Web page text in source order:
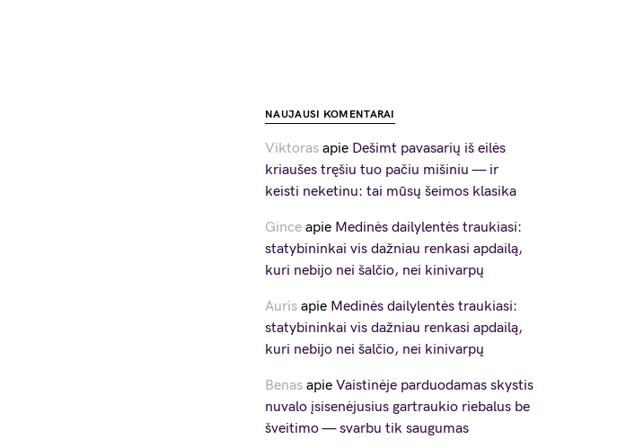
NAUJAUSI KOMENTARAI
Viktoras apie Dešimt pavasarių iš eilės
kriaušes tręšiu tuo pačiu mišiniu — ir
keisti neketinu: tai mūsų šeimos klasika
Gince apie Medinės dailylentės traukiasi:
statybininkai vis dažniau renkasi apdailą,
kuri nebijo nei šalčio, nei kinivarpų
Auris apie Medinės dailylentės traukiasi:
statybininkai vis dažniau renkasi apdailą,
kuri nebijo nei šalčio, nei kinivarpų
Benas apie Vaistinėje parduodamas skystis
nuvalo įsisenėjusius gartraukio riebalus be
šveitimo — svarbu tik saugumas